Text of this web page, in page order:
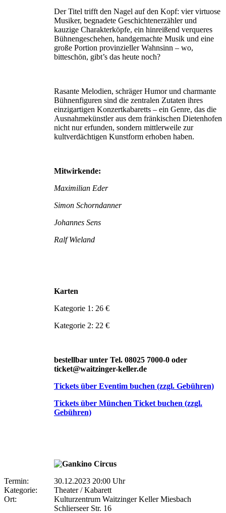
Der Titel trifft den Nagel auf den Kopf: vier virtuose
Musiker, begnadete Geschichtenerzähler und
kauzige Charakterköpfe, ein hinreißend verqueres
Bühnengeschehen, handgemachte Musik und eine
große Portion provinzieller Wahnsinn – wo,
bitteschön, gibt’s das heute noch?
Rasante Melodien, schräger Humor und charmante
Bühnenfiguren sind die zentralen Zutaten ihres
einzigartigen Konzertkabaretts – ein Genre, das die
Ausnahmekünstler aus dem fränkischen Dietenhofen
nicht nur erfunden, sondern mittlerweile zur
kultverdächtigen Kunstform erhoben haben.
Mitwirkende:
Maximilian Eder
Simon Schorndanner
Johannes Sens
Ralf Wieland
Karten
Kategorie 1: 26 €
Kategorie 2: 22 €
bestellbar unter Tel. 08025 7000-0 oder
ticket@waitzinger-keller.de
Tickets über Eventim buchen (zzgl. Gebühren)
Tickets über München Ticket buchen (zzgl.
Gebühren)
Termin:
30.12.2023 20:00 Uhr
Kategorie:
Theater / Kabarett
Ort:
Kulturzentrum Waitzinger Keller Miesbach
Schlierseer Str. 16